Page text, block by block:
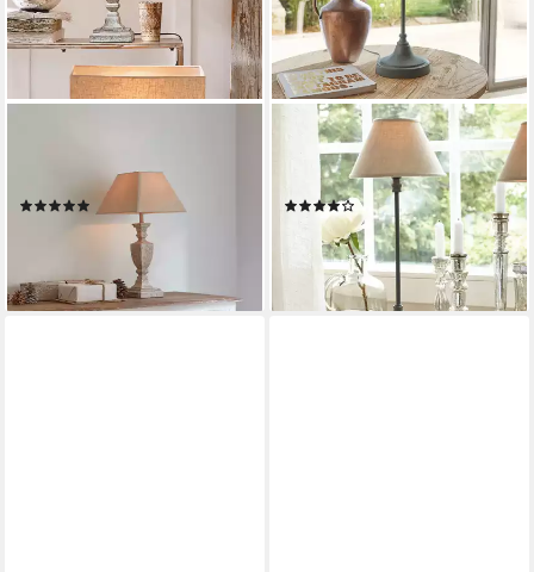
Gorham weiß/antikgrau
(5)
74,95 €
lieferbar - in 5-6 Werktagen bei dir
MIRABEAU
Tischleuchte Tischlampe
Swindon beige/grau
(5)
46,95 € UVP54,95 €
lieferbar - in 5-6 Werktagen bei dir